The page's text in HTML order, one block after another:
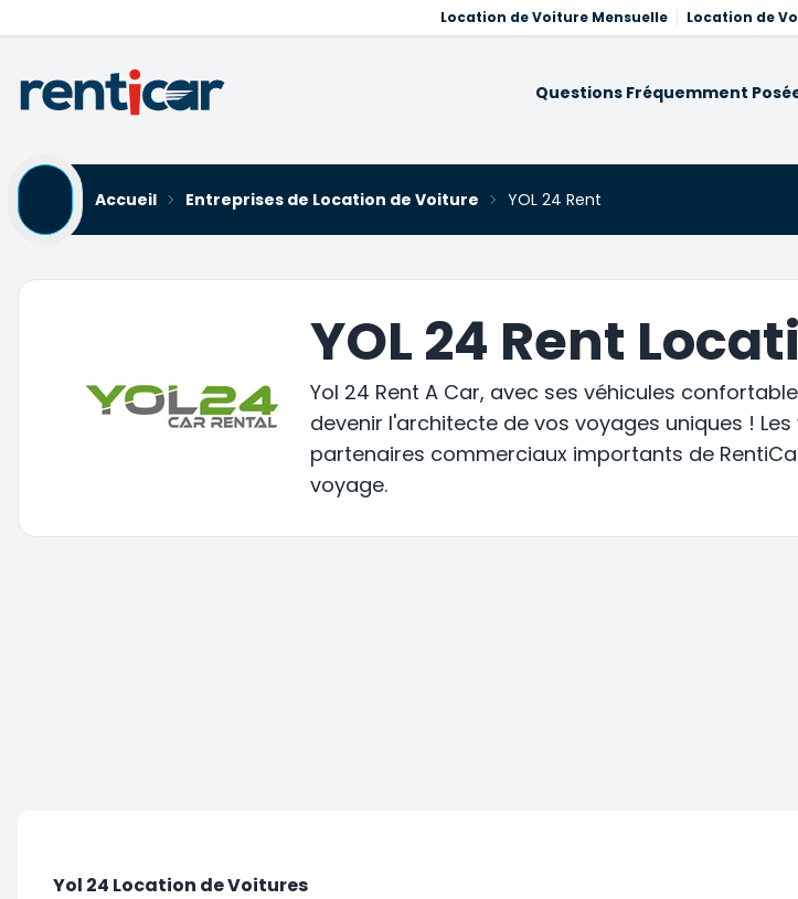
Location de Voiture Mensuelle Location de
Questions Fréquemment
Accueil
Entreprises de Location de Voiture YOL 24 Rent
YOL 24 Rent
Yol 24 Rent A Car, avec ses véhicules
devenir l'architecte de vos voyages uniques !
partenaires commerciaux importants de
voyage.
Yol 24 Location de Voitures